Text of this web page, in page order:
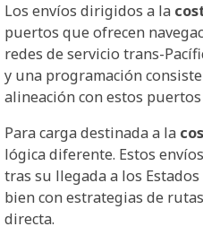
Los envíos dirigidos a la
puertos que ofrecen
redes de servicio trans-
y una programación
alineación con estos
Para carga destinada a la
lógica diferente. Estos
tras su llegada a los
bien con estrategias de
directa.